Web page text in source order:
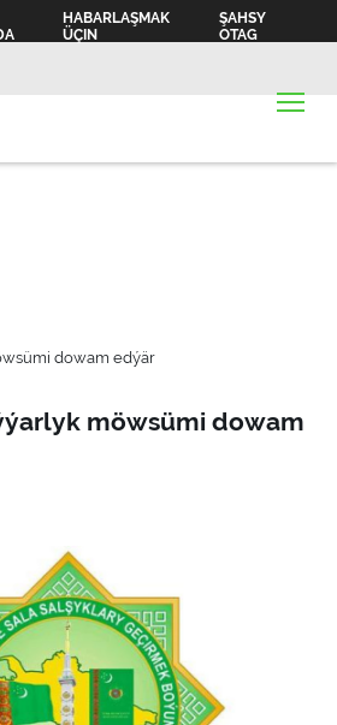
HABARLAŞMAK
ÜÇIN
ŞAHSY
OTAG
dowam edýär
möwsümi dowam